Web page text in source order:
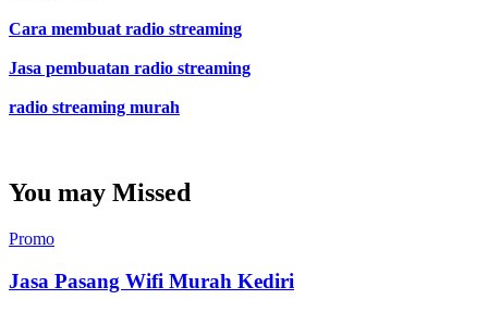
Cara membuat radio streaming
Jasa pembuatan radio streaming
radio streaming murah
You may Missed
Promo
Jasa Pasang Wifi Murah Kediri